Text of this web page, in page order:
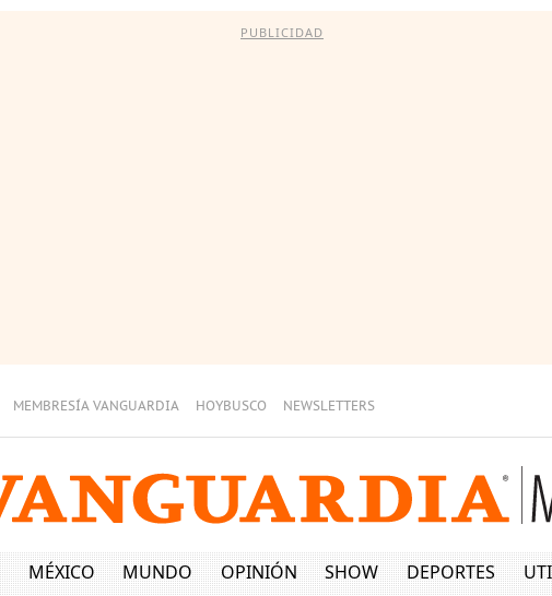
PUBLICIDAD
MEMBRESÍA VANGUARDIA HOYBUSCO NEWSLETTERS
MÉXICO MUNDO OPINIÓN SHOW DEPORTES